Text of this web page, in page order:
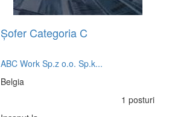
Șofer Categoria C
ABC Work Sp.z o.o. Sp.k...
Belgia
1 posturi